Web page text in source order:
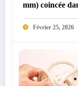
mm) coincée
mécanique sûre
Février 25, 2026